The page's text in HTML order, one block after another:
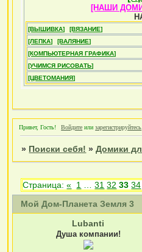
[НАШИ
[ВЫШИВКА] [ВЯЗАНИЕ]
[ЛЕПКА]
[ВАЛЯНИЕ]
[КОМПЬЮТЕРНАЯ ГРАФИКА]
[УЧИМСЯ РИСОВАТЬ]
[ЦВЕТОМАНИЯ]
Привет, Гость! Войдите илизарегистрируйтесь
» Поиски себя! »Домики
Мой Дом-Планета Земля 3
Страница:« 1 31 32 33 34
Lubanti
Душа компании!